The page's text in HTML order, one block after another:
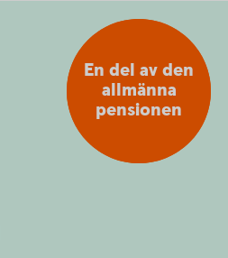
En del av den
allmänna
pensionen